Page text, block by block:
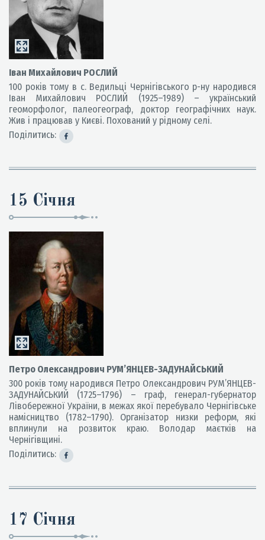
Іван Михайлович РОСЛИЙ
100 років тому в с. Ведильці Чернігівського р-ну народився
Іван Михайлович РОСЛИЙ (1925–1989) – український
геоморфолог, палеогеограф, доктор географічних наук.
Жив і працював у Києві. Похований у рідному селі.
Поділитись:
15 Січня
Петро Олександрович РУМ’ЯНЦЕВ-ЗАДУНАЙСЬКИЙ
300 років тому народився Петро Олександрович РУМ’ЯНЦЕВ-
ЗАДУНАЙСЬКИЙ (1725–1796) – граф, генерал-губернатор
Лівобережної України, в межах якої перебувало Чернігівське
намісництво (1782–1790). Організатор низки реформ, які
вплинули на розвиток краю. Володар маєтків на
Чернігівщині.
Поділитись:
17 Січня